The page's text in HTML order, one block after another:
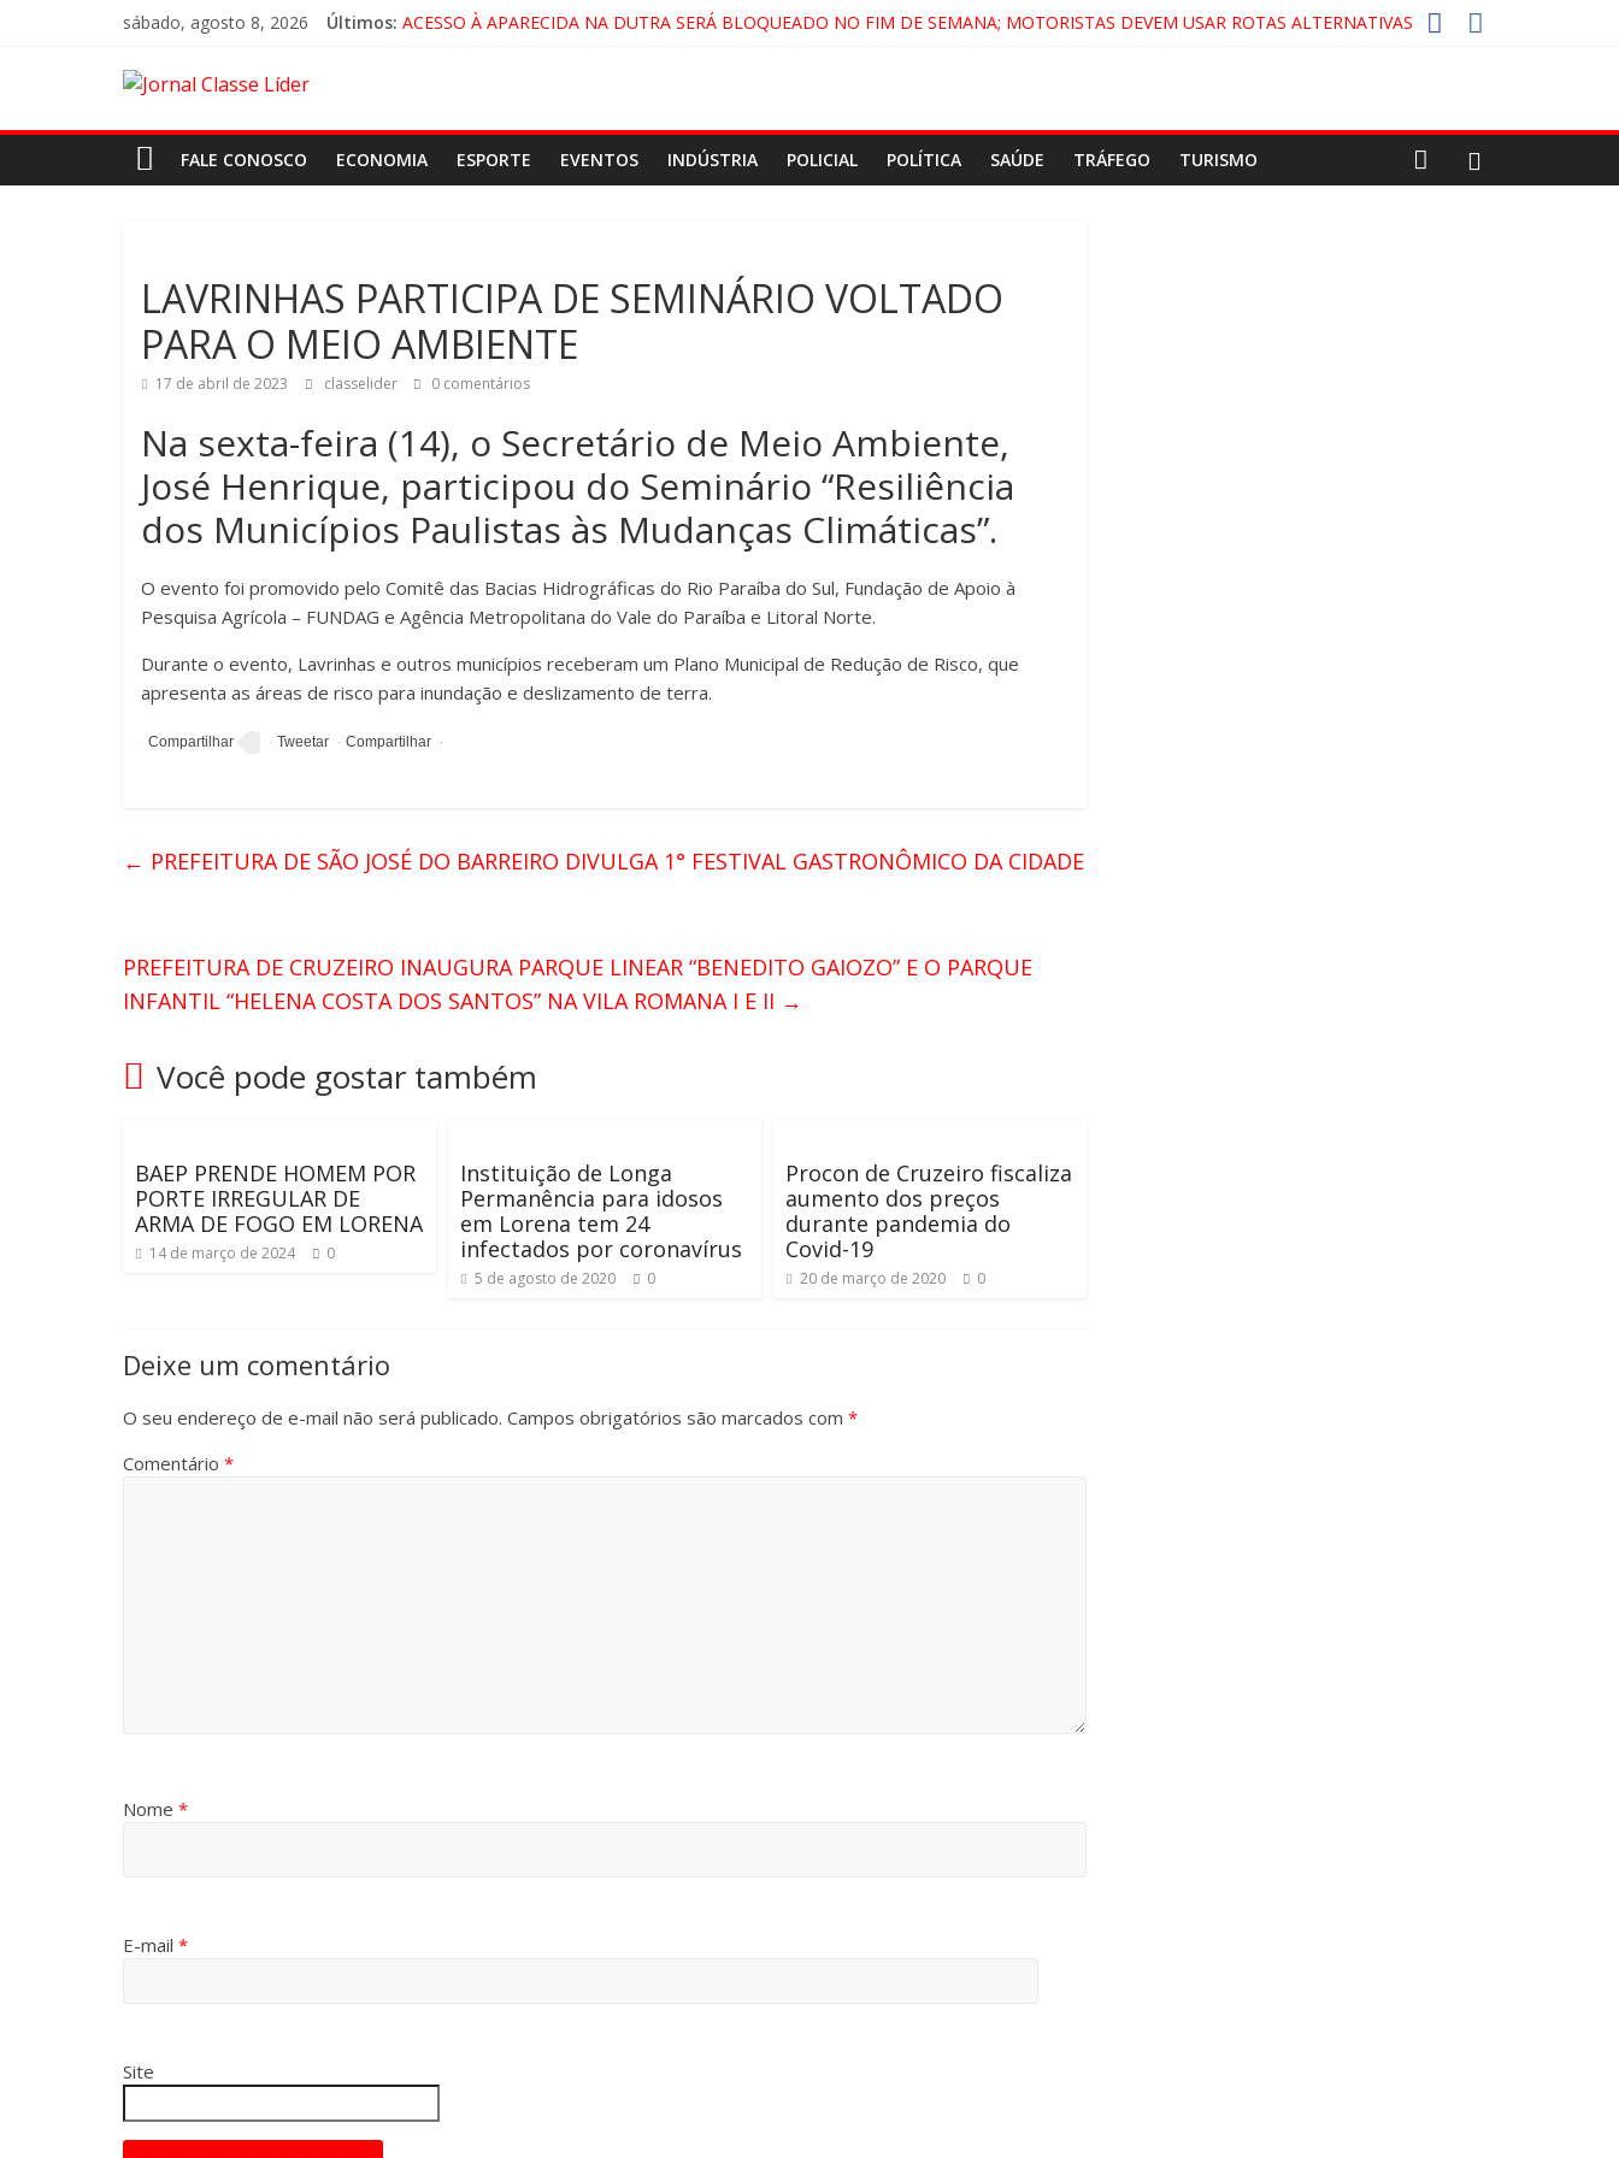
sábado, agosto 8, 2026 Últimos: ACESSO À APARECIDA NA DUTRA SERÁ BLOQUEADO NO FIM DE SEMANA; MOTORISTAS DEVEM USAR ROTAS ALTERNATIVAS
“HÁ PRESENÇA DO COMANDO VERMELHO NO VALE”, AFIRMA PROMOTOR DO GAECO
FALE CONOSCO
ECONOMIA ESPORTE EVENTOS INDÚSTRIA POLICIAL POLÍTICA SAÚDE TRÁFEGO TURISMO
LAVRINHAS PARTICIPA DE SEMINÁRIO VOLTADO
PARA O MEIO AMBIENTE
17 de abril de 2023 classelider 0 comentários
Na sexta-feira (14), o Secretário de Meio Ambiente,
José Henrique, participou do Seminário “Resiliência
dos Municípios Paulistas às Mudanças Climáticas”.
O evento foi promovido pelo Comitê das Bacias Hidrográficas do Rio Paraíba do Sul, Fundação de Apoio à
Pesquisa Agrícola – FUNDAG e Agência Metropolitana do Vale do Paraíba e Litoral Norte.
Durante o evento, Lavrinhas e outros municípios receberam um Plano Municipal de Redução de Risco, que
apresenta as áreas de risco para inundação e deslizamento de terra.
← PREFEITURA DE SÃO JOSÉ DO BARREIRO DIVULGA 1° FESTIVAL GASTRONÔMICO DA CIDADE
PREFEITURA DE CRUZEIRO INAUGURA PARQUE LINEAR “BENEDITO GAIOZO” E O PARQUE
INFANTIL “HELENA COSTA DOS SANTOS” NA VILA ROMANA I E II →
Você pode gostar também
BAEP PRENDE HOMEM POR
PORTE IRREGULAR DE
ARMA DE FOGO EM LORENA
14 de março de 2024 0
Instituição de Longa
Permanência para idosos
em Lorena tem 24
infectados por coronavírus
5 de agosto de 2020 0
Procon de Cruzeiro fiscaliza
aumento dos preços
durante pandemia do
Covid-19
20 de março de 2020 0
Deixe um comentário
O seu endereço de e-mail não será publicado. Campos obrigatórios são marcados com *
Comentário *
Nome *
E-mail *
Site